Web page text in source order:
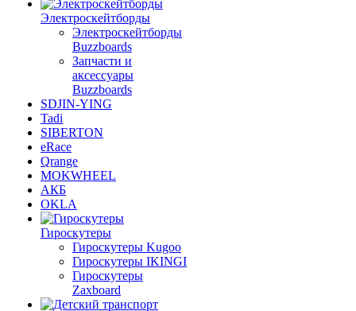
Электроскейтборды
Электроскейтборды
Buzzboards
Запчасти и
аксессуары
Buzzboards
SDJIN-YING
Tadi
SIBERTON
eRace
Qrange
MOKWHEEL
АКБ
OKLA
Гироскутеры
Гироскутеры Kugoo
Гироскутеры IKINGI
Гироскутеры
Zaxboard